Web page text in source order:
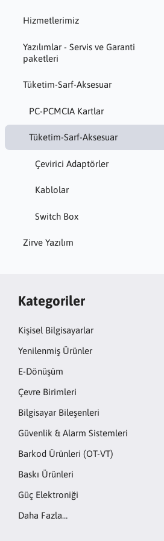
Hizmetlerimiz
Yazılımlar - Servis ve Garanti
paketleri
Tüketim-Sarf-Aksesuar
PC-PCMCIA Kartlar
Tüketim-Sarf-Aksesuar
Çevirici Adaptörler
Kablolar
Switch Box
Zirve Yazılım
Kategoriler
Kişisel Bilgisayarlar
Yenilenmiş Ürünler
E-Dönüşüm
Çevre Birimleri
Bilgisayar Bileşenleri
Güvenlik & Alarm Sistemleri
Barkod Ürünleri (OT-VT)
Baskı Ürünleri
Güç Elektroniği
Daha Fazla…